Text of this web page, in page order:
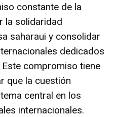
constante de la
la solidaridad
saharaui y consolidar
dedicados
compromiso tiene
que la cuestión
central en los
internacionales.